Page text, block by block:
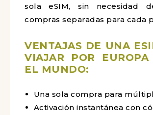
sola eSIM, sin necesidad
compras separadas para cada
VENTAJAS DE UNA
VIAJAR POR
EL MUNDO:
Una sola compra para
Activación instantánea con